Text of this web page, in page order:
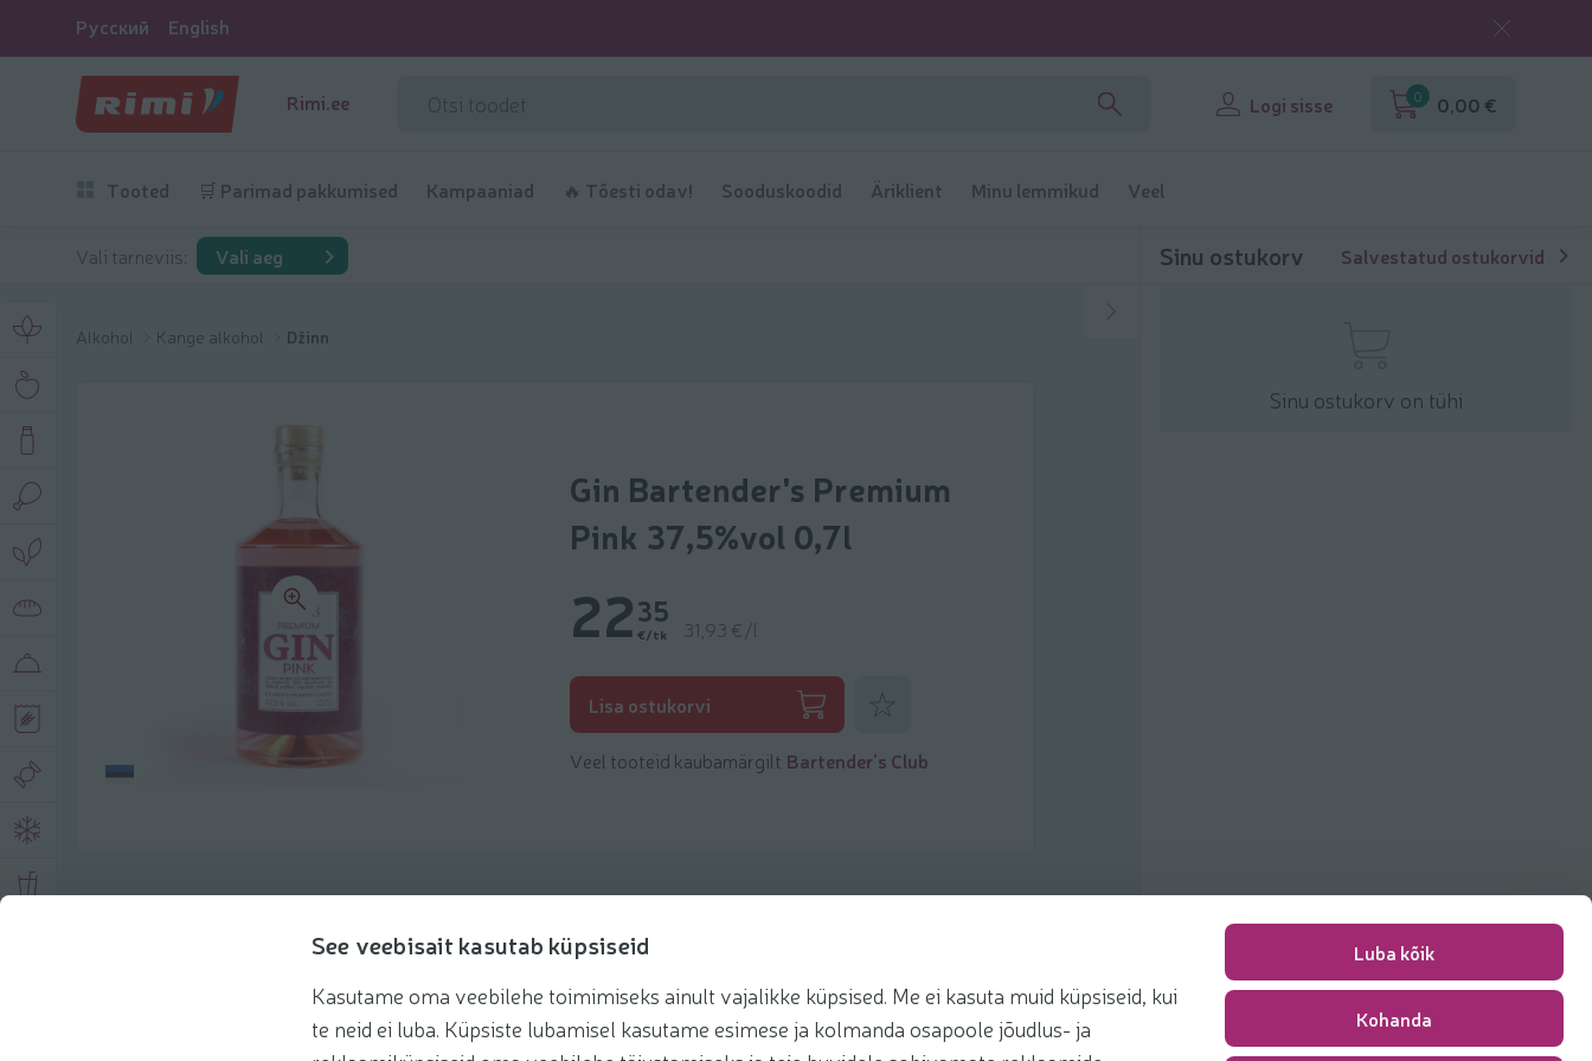
See veebisait kasutab küpsiseid
Kasutame oma veebilehe toimimiseks ainult vajalikke küpsised. Me ei kasuta muid küpsiseid, kui
te neid ei luba. Küpsiste lubamisel kasutame esimese ja kolmanda osapoole jõudlus- ja
Luba kõik
Kohanda
Русский English
Rimi.ee Logi sisse 0 0,00 €
Tooted 🛒 Parimad pakkumised Kampaaniad 🔥 Tõesti odav! Sooduskoodid Äriklient Minu lemmikud Veel
Vali tarneviis: Vali aeg
Alkohol Kange alkohol Džinn
Gin Bartender's Premium
Pink 37,5%vol 0,7l
2235
€/tk 31,93 €/l
Lisa ostukorvi
Veel tooteid kaubamärgilt Bartender's Club
Soovitatud tooted Kasuta retseptis
Sinu ostukorv Salvestatud ostukorvid
Sinu ostukorv on tühi